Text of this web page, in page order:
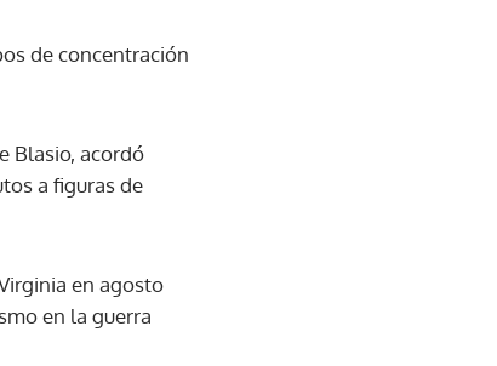
de concentración
Blasio, acordó
a figuras de
en agosto
en la guerra